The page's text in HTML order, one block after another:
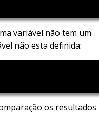
variável não tem um
não esta definida:
os resultados